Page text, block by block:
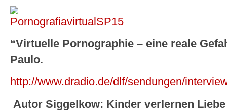
“Virtuelle Pornographie – eine reale
Paulo.
http://www.dradio.de/dlf/sendungen/
Autor Siggelkow: Kinder verlernen